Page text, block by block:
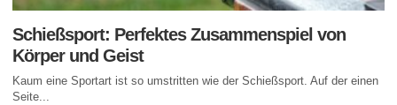
Schießsport: Perfektes Zusammenspiel von
Körper und Geist
Kaum eine Sportart ist so umstritten wie der Schießsport. Auf der einen
Seite...